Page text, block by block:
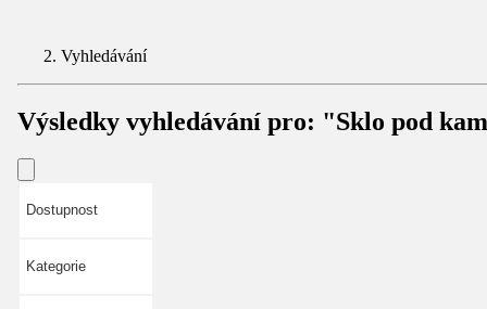
Vyhledávání
Výsledky vyhledávání pro: "Sklo pod
Dostupnost
Kategorie